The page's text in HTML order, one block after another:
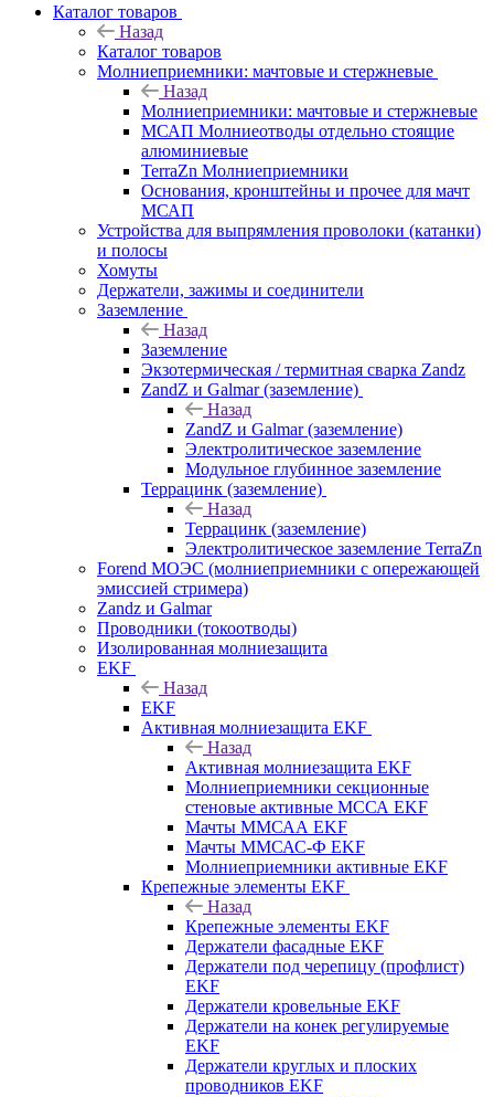
Каталог товаров
Назад
Каталог товаров
Молниеприемники: мачтовые и стержневые
Назад
Молниеприемники: мачтовые и стержневые
МСАП Молниеотводы отдельно стоящие
алюминиевые
TerraZn Молниеприемники
Основания, кронштейны и прочее для мачт
МСАП
Устройства для выпрямления проволоки (катанки)
и полосы
Хомуты
Держатели, зажимы и соединители
Заземление
Назад
Заземление
Экзотермическая / термитная сварка Zandz
ZandZ и Galmar (заземление)
Назад
ZandZ и Galmar (заземление)
Электролитическое заземление
Модульное глубинное заземление
Террацинк (заземление)
Назад
Террацинк (заземление)
Электролитическое заземление TerraZn
Forend МОЭС (молниеприемники с опережающей
эмиссией стримера)
Zandz и Galmar
Проводники (токоотводы)
Изолированная молниезащита
EKF
Назад
EKF
Активная молниезащита EKF
Назад
Активная молниезащита EKF
Молниеприемники секционные
стеновые активные МССА EKF
Мачты ММСАА EKF
Мачты ММСАС-Ф EKF
Молниеприемники активные EKF
Крепежные элементы EKF
Назад
Крепежные элементы EKF
Держатели фасадные EKF
Держатели под черепицу (профлист)
EKF
Держатели кровельные EKF
Держатели на конек регулируемые
EKF
Держатели круглых и плоских
проводников EKF